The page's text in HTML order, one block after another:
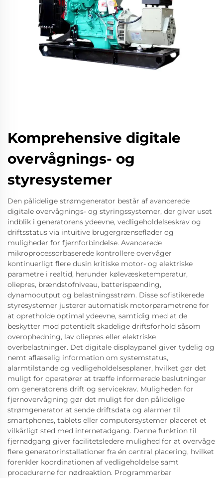
Komprehensive digitale
overvågnings- og
styresystemer
Den pålidelige strømgenerator består af avancerede
digitale overvågnings- og styringssystemer, der giver uset
indblik i generatorens ydeevne, vedligeholdelseskrav og
driftsstatus via intuitive brugergrænseflader og
muligheder for fjernforbindelse. Avancerede
mikroprocessorbaserede kontrollere overvåger
kontinuerligt flere dusin kritiske motor- og elektriske
parametre i realtid, herunder kølevæsketemperatur,
oliepres, brændstofniveau, batterispænding,
dynamooutput og belastningsstrøm. Disse sofistikerede
styresystemer justerer automatisk motorparametrene for
at opretholde optimal ydeevne, samtidig med at de
beskytter mod potentielt skadelige driftsforhold såsom
overophedning, lav oliepres eller elektriske
overbelastninger. Det digitale displaypanel giver tydelig og
nemt aflæselig information om systemstatus,
alarmtilstande og vedligeholdelsesplaner, hvilket gør det
muligt for operatører at træffe informerede beslutninger
om generatorens drift og servicekrav. Muligheden for
fjernovervågning gør det muligt for den pålidelige
strømgenerator at sende driftsdata og alarmer til
smartphones, tablets eller computersystemer placeret et
vilkårligt sted med internetadgang. Denne funktion til
fjernadgang giver facilitetsledere mulighed for at overvåge
flere generatorinstallationer fra én central placering, hvilket
forenkler koordinationen af vedligeholdelse samt
procedurerne for nødreaktion. Programmerbar